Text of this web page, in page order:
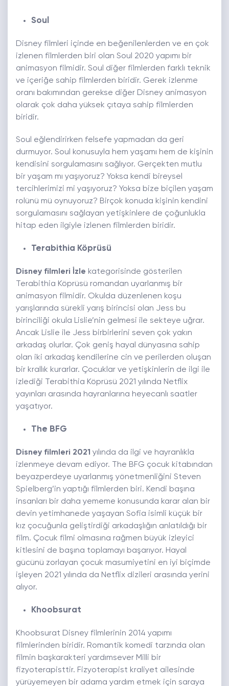
Soul
Disney filmleri içinde en beğenilenlerden ve en çok
izlenen filmlerden biri olan Soul 2020 yapımı bir
animasyon filmidir. Soul diğer filmlerden farklı teknik
ve içeriğe sahip filmlerden biridir. Gerek izlenme
oranı bakımından gerekse diğer Disney animasyon
olarak çok daha yüksek çıtaya sahip filmlerden
biridir.
Soul eğlendirirken felsefe yapmadan da geri
durmuyor. Soul konusuyla hem yaşamı hem de kişinin
kendisini sorgulamasını sağlıyor. Gerçekten mutlu
bir yaşam mı yaşıyoruz? Yoksa kendi bireysel
tercihlerimizi mi yaşıyoruz? Yoksa bize biçilen yaşam
rolünü mü oynuyoruz? Birçok konuda kişinin kendini
sorgulamasını sağlayan yetişkinlere de çoğunlukla
hitap eden ilgiyle izlenen filmlerden biridir.
Terabithia Köprüsü
Disney filmleri İzle kategorisinde gösterilen
Terabithia Köprüsü romandan uyarlanmış bir
animasyon filmidir. Okulda düzenlenen koşu
yarışlarında sürekli yarış birincisi olan Jess bu
birinciliği okula Lislie’nin gelmesi ile sekteye uğrar.
Ancak Lislie ile Jess birbirlerini seven çok yakın
arkadaş olurlar. Çok geniş hayal dünyasına sahip
olan iki arkadaş kendilerine cin ve perilerden oluşan
bir krallık kurarlar. Çocuklar ve yetişkinlerin de ilgi ile
izlediği Terabithia Köprüsü 2021 yılında Netflix
yayınları arasında hayranlarına heyecanlı saatler
yaşatıyor.
The BFG
Disney filmleri 2021 yılında da ilgi ve hayranlıkla
izlenmeye devam ediyor. The BFG çocuk kitabından
beyazperdeye uyarlanmış yönetmenliğini Steven
Spielberg’in yaptığı filmlerden biri. Kendi başına
insanları bir daha yememe konusunda karar alan bir
devin yetimhanede yaşayan Sofia isimli küçük bir
kız çocuğunla geliştirdiği arkadaşlığın anlatıldığı bir
film. Çocuk filmi olmasına rağmen büyük izleyici
kitlesini de başına toplamayı başarıyor. Hayal
gücünü zorlayan çocuk masumiyetini en iyi biçimde
işleyen 2021 yılında da Netflix dizileri arasında yerini
alıyor.
Khoobsurat
Khoobsurat Disney filmlerinin 2014 yapımı
filmlerinden biridir. Romantik komedi tarzında olan
filmin başkarakteri yardımsever Milli bir
fizyoterapisttir. Fizyoterapist kraliyet ailesinde
yürüyemeyen bir adama yardım etmek için saraya